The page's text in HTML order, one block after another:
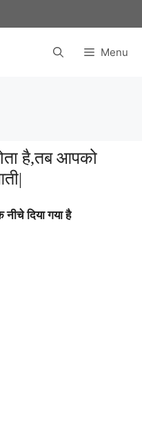
Menu
है,तब आपको
दिया गया है